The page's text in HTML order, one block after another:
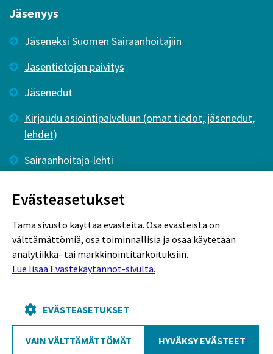
Jäsenyys
Jäseneksi Suomen Sairaanhoitajiin
Jäsentietojen päivitys
Jäsenedut
Kirjaudu asiointipalveluun (omat tiedot, jäsenedut,
lehdet)
Sairaanhoitaja-lehti
Rekisteriseloste
Evästekäytännöt
Evästeasetukset
Tämä sivusto käyttää evästeitä. Osa evästeistä on
välttämättömiä, osa toiminnallisia ja osaa käytetään
analytiikka- tai markkinointitarkoituksiin.
Lue lisää Evästekäytännöt-sivulta.
EVÄSTEASETUKSET
VAIN VÄLTTÄMÄTTÖMÄT HYVÄKSY EVÄSTEET